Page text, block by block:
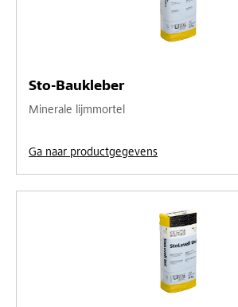
Sto-Baukleber
Minerale lijmmortel
Ga naar productgegevens